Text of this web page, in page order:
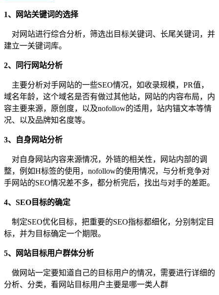
1、网站关键词的选择
对网站进行综合分析，筛选出目标关键词、长尾关键词，并
建立一关键词库。
2、同行网站分析
主要分析对手网站的一些SEO情况，如收录规模，PR值，
域名年龄，这个域名是否有做过其他站，网站的内容布局，内
容主要来源，原创度，以及nofollow的适用，站内锚文本等情
况、以及品牌知名度等。
3、自身网站分析
对自身网站内容来源情况，外链的相关性，网站内部的调
整，例如H标签的使用，nofollow的使用情况，与分析竞争对
手网站的SEO情况差不多，都分析完后，找出与对手的差距。
4、SEO目标的确定
制定SEO优化目标，把重要的SEO指标都细化，分别制定目
标，并为目标确定一个期限。
5、网站目标用户群体分析
做网站一定要知道自己的目标用户的情况，需要进行详细的
分析、分类，看网站目标用户主要是哪一类人群